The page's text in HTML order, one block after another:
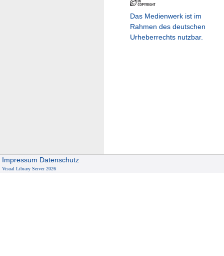
Das Medienwerk ist im
Rahmen des deutschen
Urheberrechts nutzbar.
Impressum Datenschutz
Visual Library Server 2026